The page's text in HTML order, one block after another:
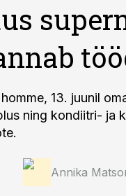
13. juunil
ning kondiitri- ja
Annika